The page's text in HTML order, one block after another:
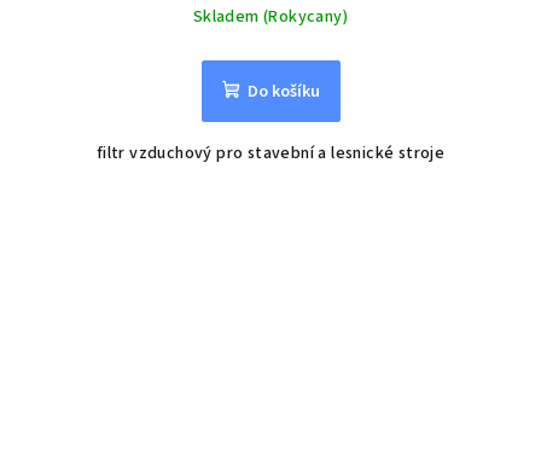
Skladem (Rokycany)
Do košíku
filtr vzduchový pro stavební a lesnické stroje